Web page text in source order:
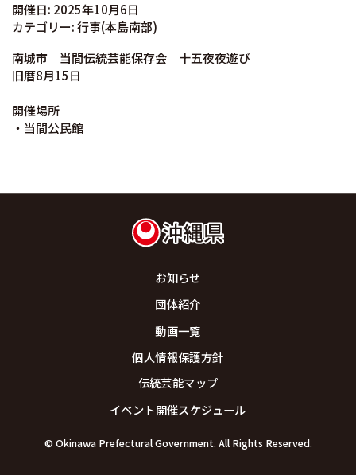
開催日: 2025年10月6日
カテゴリー:行事(本島南部)
南城市 当間伝統芸能保存会 十五夜夜遊び
旧暦8月15日
開催場所
・当間公民館
お知らせ
団体紹介
動画一覧
個人情報保護方針
伝統芸能マップ
イベント開催スケジュール
© Okinawa Prefectural Government. All Rights Reserved.